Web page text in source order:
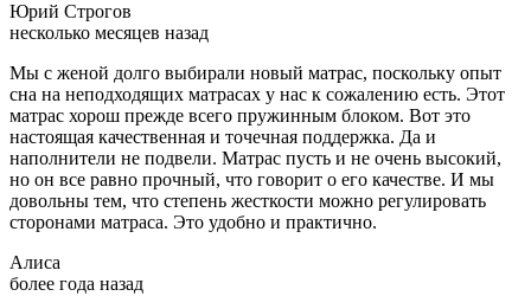
Юрий Строгов
несколько месяцев назад
Мы с женой долго выбирали новый матрас, поскольку опыт
сна на неподходящих матрасах у нас к сожалению есть. Этот
матрас хорош прежде всего пружинным блоком. Вот это
настоящая качественная и точечная поддержка. Да и
наполнители не подвели. Матрас пусть и не очень высокий,
но он все равно прочный, что говорит о его качестве. И мы
довольны тем, что степень жесткости можно регулировать
сторонами матраса. Это удобно и практично.
Алиса
более года назад